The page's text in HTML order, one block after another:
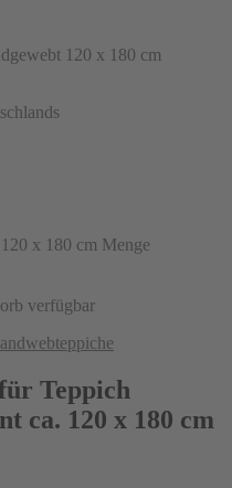
120 x 180 cm
x 180 cm Menge
verfügbar
Teppich
ca. 120 x 180 cm